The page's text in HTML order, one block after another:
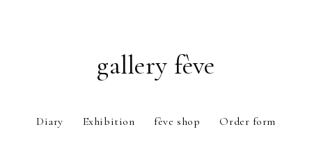
gallery fève
Diary Exhibition fève shop Order form